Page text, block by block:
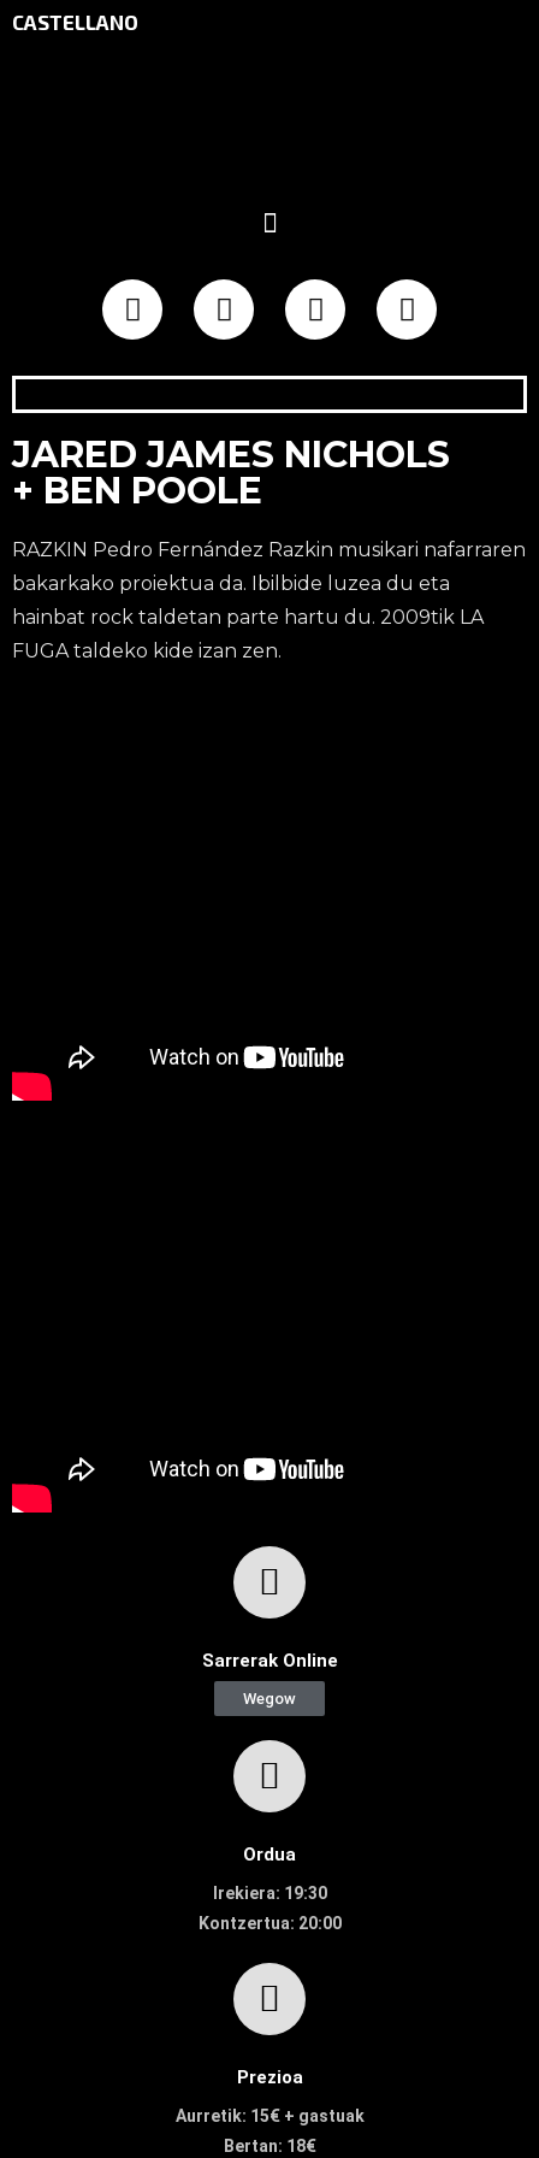
CASTELLANO
JARED JAMES NICHOLS
+ BEN POOLE
RAZKIN Pedro Fernández Razkin musikari nafarraren
bakarkako proiektua da. Ibilbide luzea du eta
hainbat rock taldetan parte hartu du. 2009tik LA
FUGA taldeko kide izan zen.
Sarrerak Online
Wegow
Ordua
Irekiera: 19:30
Kontzertua: 20:00
Prezioa
Aurretik: 15€ + gastuak
Bertan: 18€